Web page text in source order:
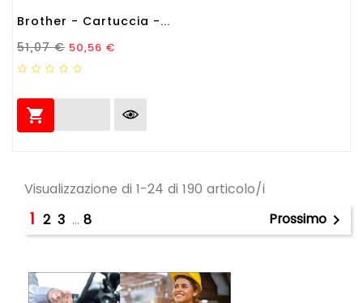
Brother - Cartuccia -...
Prezzo Standard
51,07 € Prezzo
50,56 €

Visualizzazione di 1-24 di 190 articolo/i
1 2 3 … 8 Prossimo 